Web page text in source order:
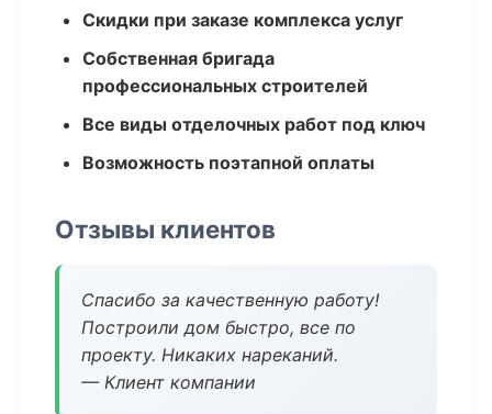
Скидки при заказе комплекса услуг
Собственная бригада
профессиональных строителей
Все виды отделочных работ под ключ
Возможность поэтапной оплаты
Отзывы клиентов
Спасибо за качественную работу!
Построили дом быстро, все по
проекту. Никаких нареканий.
— Клиент компании